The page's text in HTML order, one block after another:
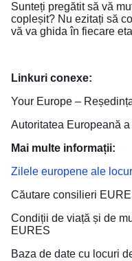
Sunteți pregătit să vă
copleșit? Nu ezitați să
vă va ghida în fiecare
Linkuri conexe:
Your Europe –
Autoritatea Europeană
Mai multe informații:
Zilele europene ale
Căutare consilieri
Condiții de viață și de
EURES
Baza de date cu locuri